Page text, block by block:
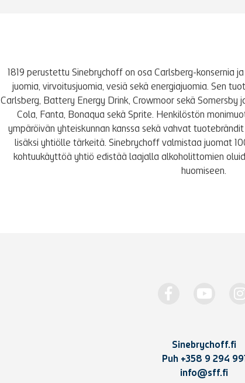
1819 perustettu Sinebrychoff on osa Carlsberg-konsernia
juomia, virvoitusjuomia, vesiä sekä energiajuomia. Sen
Carlsberg, Battery Energy Drink, Crowmoor sekä Somersby
Cola, Fanta, Bonaqua sekä Sprite. Henkilöstön
ympäröivän yhteiskunnan kanssa sekä vahvat
lisäksi yhtiölle tärkeitä. Sinebrychoff valmistaa juomat
kohtuukäyttöä yhtiö edistää laajalla alkoholittomien
huomiseen.
Sinebrychoff.fi
Puh +358 9 294 991
info@sff.fi